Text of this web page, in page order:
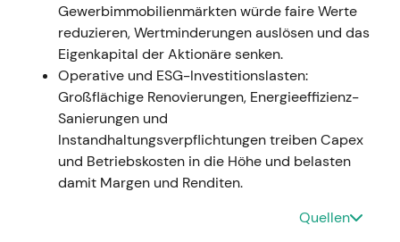
30. September – 26. Oktober 2021
Vonovia erlangte die Kontrolle über Deutsche
Wohnen (Konsolidierung zum 30. September
2021) und sicherte sich nach weiteren
Annahmefristen bis Ende Oktober rund 87,6 %
der Stimmrechte
Der Markt betrachtete Vonovia nun nicht mehr
als Übernehmer, sondern als großen
integrierten Konzern; im Fokus standen
Kostensynergien, Bilanzstruktur sowie
Gewerbimmobilienmärkten würde faire Werte
reduzieren, Wertminderungen auslösen und das
Eigenkapital der Aktionäre senken.
Operative und ESG-Investitionslasten:
Großflächige Renovierungen, Energieeffizienz-
Sanierungen und
Instandhaltungsverpflichtungen treiben Capex
und Betriebskosten in die Höhe und belasten
damit Margen und Renditen.
Quellen